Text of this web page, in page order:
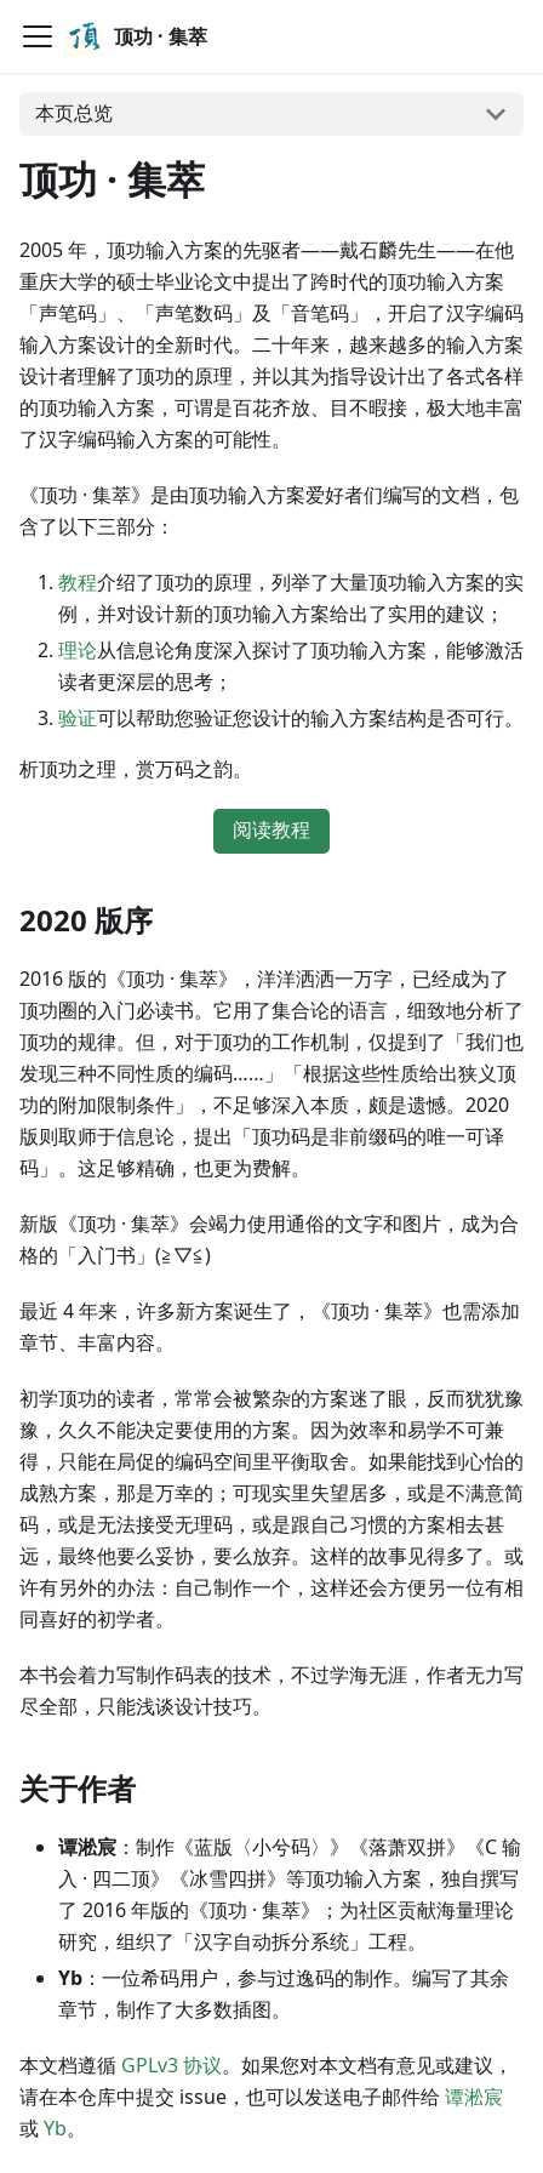
顶功 · 集萃
本页总览
顶功 · 集萃
2005 年，顶功输入方案的先驱者——戴石麟先生——在他
重庆大学的硕士毕业论文中提出了跨时代的顶功输入方案
「声笔码」、「声笔数码」及「音笔码」，开启了汉字编码
输入方案设计的全新时代。二十年来，越来越多的输入方案
设计者理解了顶功的原理，并以其为指导设计出了各式各样
的顶功输入方案，可谓是百花齐放、目不暇接，极大地丰富
了汉字编码输入方案的可能性。
《顶功 · 集萃》是由顶功输入方案爱好者们编写的文档，包
含了以下三部分：
教程介绍了顶功的原理，列举了大量顶功输入方案的实
例，并对设计新的顶功输入方案给出了实用的建议；
理论从信息论角度深入探讨了顶功输入方案，能够激活
读者更深层的思考；
验证可以帮助您验证您设计的输入方案结构是否可行。
析顶功之理，赏万码之韵。
阅读教程
2020 版序
2016 版的《顶功 · 集萃》，洋洋洒洒一万字，已经成为了
顶功圈的入门必读书。它用了集合论的语言，细致地分析了
顶功的规律。但，对于顶功的工作机制，仅提到了「我们也
发现三种不同性质的编码……」「根据这些性质给出狭义顶
功的附加限制条件」，不足够深入本质，颇是遗憾。2020
版则取师于信息论，提出「顶功码是非前缀码的唯一可译
码」。这足够精确，也更为费解。
新版《顶功 · 集萃》会竭力使用通俗的文字和图片，成为合
格的「入门书」(≧▽≦)
最近 4 年来，许多新方案诞生了，《顶功 · 集萃》也需添加
章节、丰富内容。
初学顶功的读者，常常会被繁杂的方案迷了眼，反而犹犹豫
豫，久久不能决定要使用的方案。因为效率和易学不可兼
得，只能在局促的编码空间里平衡取舍。如果能找到心怡的
成熟方案，那是万幸的；可现实里失望居多，或是不满意简
码，或是无法接受无理码，或是跟自己习惯的方案相去甚
远，最终他要么妥协，要么放弃。这样的故事见得多了。或
许有另外的办法：自己制作一个，这样还会方便另一位有相
同喜好的初学者。
本书会着力写制作码表的技术，不过学海无涯，作者无力写
尽全部，只能浅谈设计技巧。
关于作者
谭淞宸 ：制作《蓝版〈小兮码〉》《落萧双拼》《C 输
入 · 四二顶》《冰雪四拼》等顶功输入方案，独自撰写
了 2016 年版的《顶功 · 集萃》；为社区贡献海量理论
研究，组织了「汉字自动拆分系统」工程。
Yb ：一位希码用户，参与过逸码的制作。编写了其余
章节，制作了大多数插图。
本文档遵循 GPLv3 协议。如果您对本文档有意见或建议，
请在本仓库中提交 issue，也可以发送电子邮件给谭淞宸
或Yb。